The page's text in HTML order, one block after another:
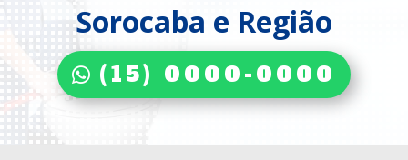
Sorocaba e Região
(15) 0000-0000